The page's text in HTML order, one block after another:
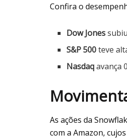
Confira o
Dow Jones
S&P 500teve
Nasdaqavança
As ações da
com a Amazon,